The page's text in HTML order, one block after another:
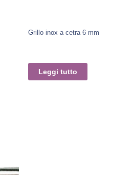
Grillo inox a cetra 6 mm
Leggi tutto